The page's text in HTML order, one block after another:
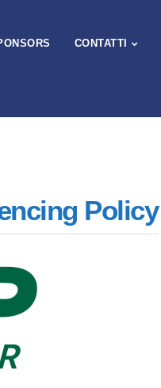
CONTATTI
Policy